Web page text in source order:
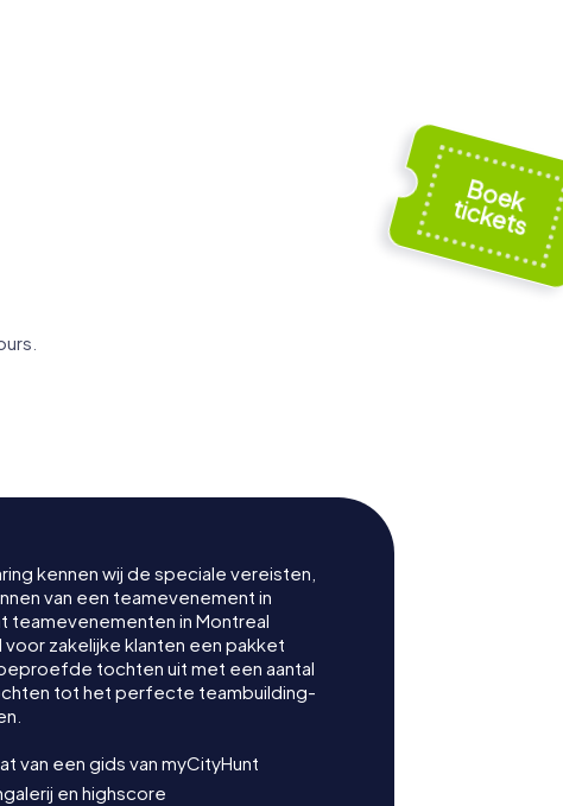
kennen wij de speciale vereisten,
van een teamevenement in
teamevenementen in Montreal
zakelijke klanten een pakket
tochten uit met een aantal
tot het perfecte teambuilding-
van een gids van myCityHunt
en highscore